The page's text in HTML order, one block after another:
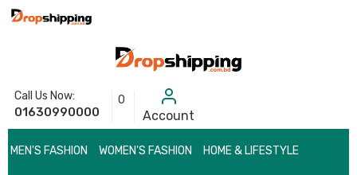
Call Us Now:
01630990000
0
Account
MEN'S FASHION WOMEN'S FASHION HOME & LIFESTYLE